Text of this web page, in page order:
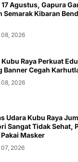
Agustus, Gapura
Semarak Kibaran
2026
Kubu Raya Perkuat
Banner Cegah
2026
Udara Kubu Raya
Sangat Tidak Sehat,
Masker
2026